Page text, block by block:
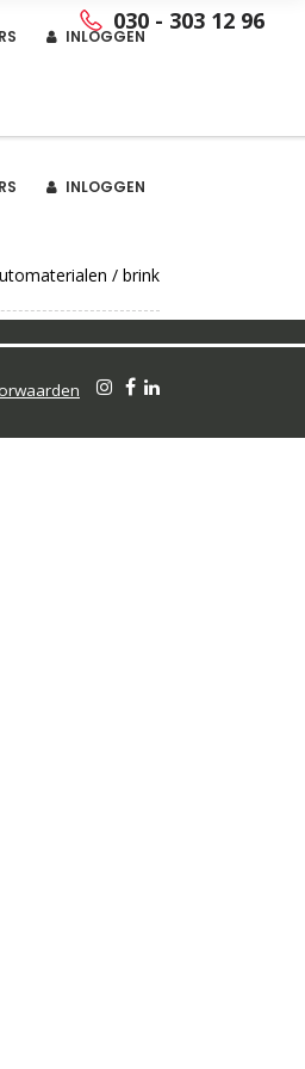
030 - 303 12 96
INLOGGEN
INLOGGEN
/ brink